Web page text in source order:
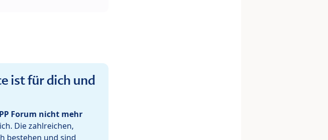
ist für dich und
Forum nicht mehr
Die zahlreichen,
bestehen und sind